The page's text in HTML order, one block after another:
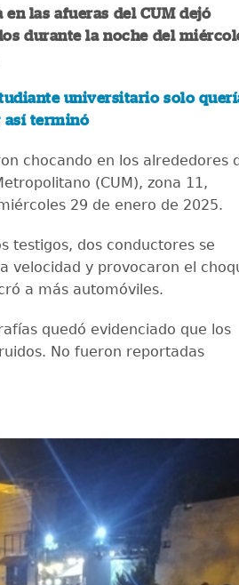
en las afueras del CUM dejó
durante la noche del
universitario solo
así terminó
chocando en los alrededores
(CUM), zona 11,
29 de enero de 2025.
testigos, dos conductores se
velocidad y provocaron el
a más automóviles.
quedó evidenciado que los
No fueron reportadas